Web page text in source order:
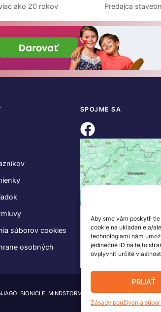
Aby sme vám poskytli
cookie na ukladanie a/
technológiami nám
jedinečné ID na tejto
ovplyvniť určité
PRIJAŤ
Zásady používania
ako 20 rokov Predajca
súborov cookies
osobných
SPOJME SA
BIONICLE, MINDSTORMS a MIXELS sú ochranné